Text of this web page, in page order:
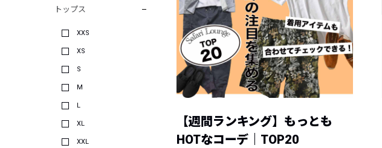
トップス
XXS
XS
S
M
L
XL
XXL
【週間ランキング】もっとも
HOTなコーデ｜TOP20